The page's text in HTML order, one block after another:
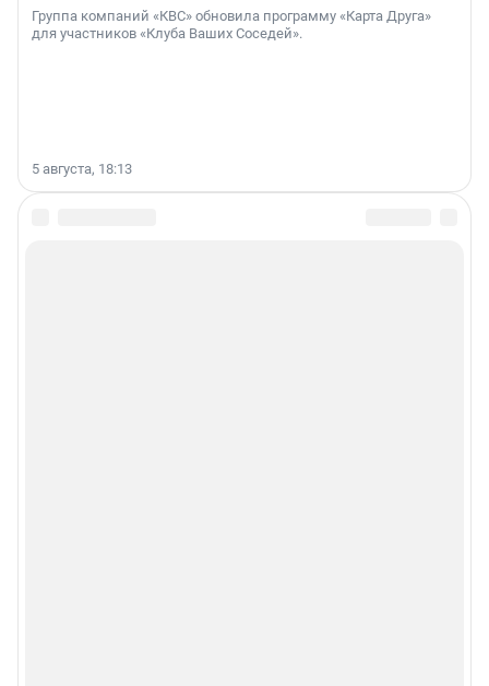
Группа компаний «КВС» обновила программу «Карта Друга»
для участников «Клуба Ваших Соседей».
5 августа, 18:13